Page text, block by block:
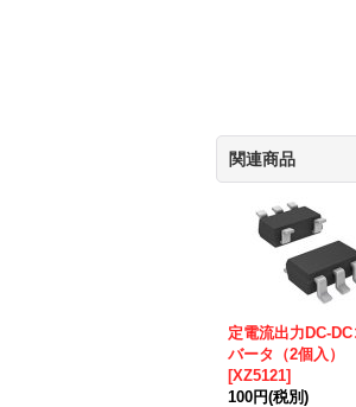
関連商品
定電流出力DC-
バータ（2個入）
[XZ5121]
100円(税別)